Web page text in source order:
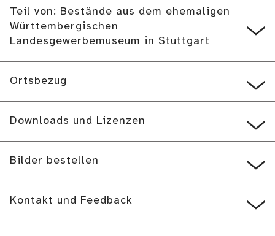
Teil von: Bestände aus dem ehemaligen
Württembergischen
Landesgewerbemuseum in Stuttgart
Ortsbezug
Downloads und Lizenzen
Bilder bestellen
Kontakt und Feedback